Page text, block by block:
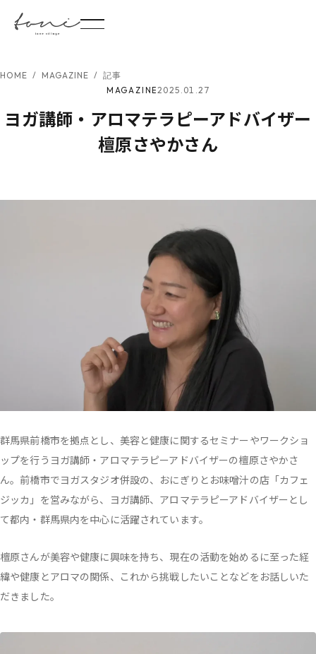
HOME / MAGAZINE / 記事
MAGAZINE2025.01.27
ヨガ講師・アロマテラピーアドバイザー
檀原さやかさん
群馬県前橋市を拠点とし、美容と健康に関するセミナーやワークショ
ップを行うヨガ講師・アロマテラピーアドバイザーの檀原さやかさ
ん。前橋市でヨガスタジオ併設の、おにぎりとお味噌汁の店「カフェ
ジッカ」を営みながら、ヨガ講師、アロマテラピーアドバイザーとし
て都内・群馬県内を中心に活躍されています。
檀原さんが美容や健康に興味を持ち、現在の活動を始めるに至った経
緯や健康とアロマの関係、これから挑戦したいことなどをお話しいた
だきました。